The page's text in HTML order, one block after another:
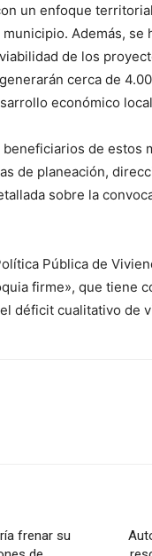
Rionegrero
SUSCRÍBETE
un enfoque
Además, se
de los
cerca de
económico
de estos
de planeación,
sobre la
Pública de
firme», que tiene
déficit cualitativo de
frenar su